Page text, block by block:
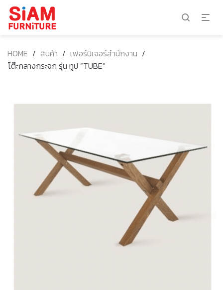
HOME / สินค้า / เฟอร์นิเจอร์สำนักงาน /
โต๊ะกลางกระจก รุ่น ทูป “TUBE”